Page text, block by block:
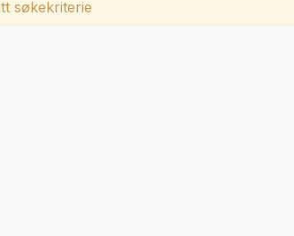
søkekriterie